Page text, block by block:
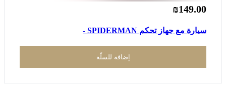
₪149.00
سيارة مع جهاز تحكم SPIDERMAN -
إضافة للسلّة